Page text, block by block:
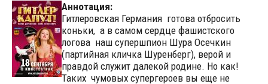
Аннотация:
Гитлеровская Германия готова отбросить
коньки, а в самом сердце фашистского
логова наш супершпион Шура Осечкин
(партийная кличка Шуренберг), верой и
правдой служит далекой родине. Но как!
Таких чумовых супергероев вы еще не